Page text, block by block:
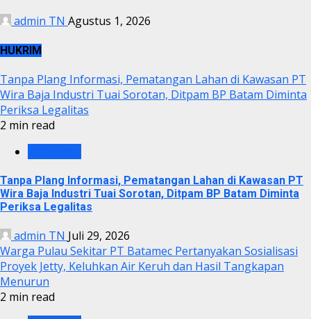
admin TN Agustus 1, 2026
HUKRIM
Tanpa Plang Informasi, Pematangan Lahan di Kawasan PT
Wira Baja Industri Tuai Sorotan, Ditpam BP Batam Diminta
Periksa Legalitas
2 min read
Tanpa Plang Informasi, Pematangan Lahan di Kawasan PT
Wira Baja Industri Tuai Sorotan, Ditpam BP Batam Diminta
Periksa Legalitas
admin TN Juli 29, 2026
Warga Pulau Sekitar PT Batamec Pertanyakan Sosialisasi
Proyek Jetty, Keluhkan Air Keruh dan Hasil Tangkapan
Menurun
2 min read